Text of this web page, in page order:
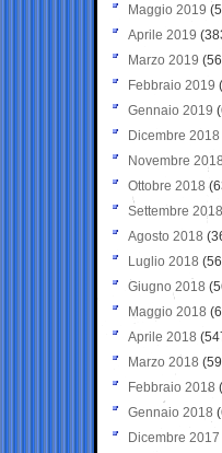
Maggio 2019
Aprile 2019
Marzo 2019
Febbraio 2019
Gennaio 2019
Dicembre 2018
Novembre 2018
Ottobre 2018
Settembre 2018
Agosto 2018
Luglio 2018
Giugno 2018
Maggio 2018
Aprile 2018
Marzo 2018
Febbraio 2018
Gennaio 2018
Dicembre 2017